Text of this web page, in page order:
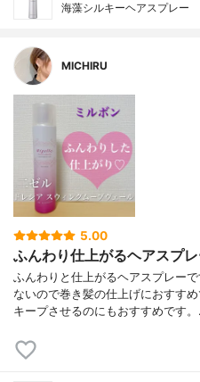
海藻シルキーヘアスプレー
MICHIRU
5.00
ふんわり仕上がるヘアスプ
ふんわりと仕上がるヘアスプレー
ないので巻き髪の仕上げにおすす
キープさせるのにもおすすめです